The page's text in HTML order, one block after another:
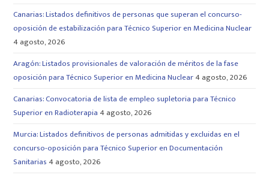
Canarias: Listados definitivos de personas que superan el concurso-
oposición de estabilización para Técnico Superior en Medicina Nuclear
4 agosto, 2026
Aragón: Listados provisionales de valoración de méritos de la fase
oposición para Técnico Superior en Medicina Nuclear4 agosto, 2026
Canarias: Convocatoria de lista de empleo supletoria para Técnico
Superior en Radioterapia 4 agosto, 2026
Murcia: Listados definitivos de personas admitidas y excluidas en el
concurso-oposición para Técnico Superior en Documentación
Sanitarias 4 agosto, 2026